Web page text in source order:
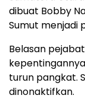
dibuat Bobby
Sumut menjadi
Belasan
turun pangkat.
dinonaktifkan.